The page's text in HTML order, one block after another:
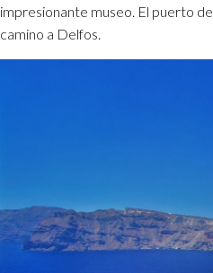
impresionante museo. El puerto
camino a Delfos.